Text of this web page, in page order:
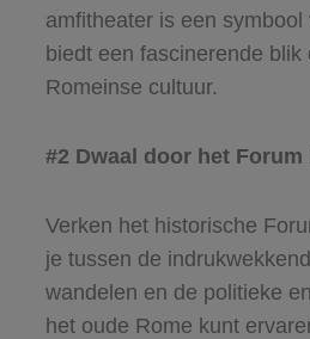
amfitheater is een symbool
biedt een fascinerende blik
Romeinse cultuur.
#2 Dwaal door het Forum
Verken het historische
je tussen de
wandelen en de politieke
het oude Rome kunt